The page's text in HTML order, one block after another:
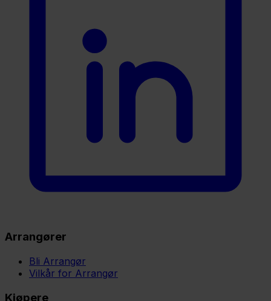
Arrangører
Bli Arrangør
Vilkår for Arrangør
Kjøpere